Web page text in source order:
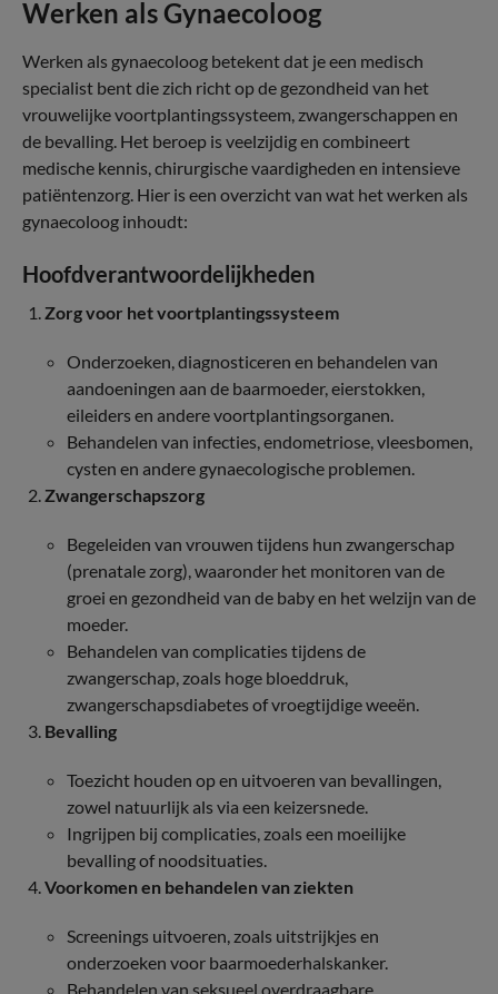
Werken als Gynaecoloog
Werken als gynaecoloog betekent dat je een medisch
specialist bent die zich richt op de gezondheid van het
vrouwelijke voortplantingssysteem, zwangerschappen en
de bevalling. Het beroep is veelzijdig en combineert
medische kennis, chirurgische vaardigheden en intensieve
patiëntenzorg. Hier is een overzicht van wat het werken als
gynaecoloog inhoudt:
Hoofdverantwoordelijkheden
Zorg voor het voortplantingssysteem
Onderzoeken, diagnosticeren en behandelen van
aandoeningen aan de baarmoeder, eierstokken,
eileiders en andere voortplantingsorganen.
Behandelen van infecties, endometriose, vleesbomen,
cysten en andere gynaecologische problemen.
Zwangerschapszorg
Begeleiden van vrouwen tijdens hun zwangerschap
(prenatale zorg), waaronder het monitoren van de
groei en gezondheid van de baby en het welzijn van de
moeder.
Behandelen van complicaties tijdens de
zwangerschap, zoals hoge bloeddruk,
zwangerschapsdiabetes of vroegtijdige weeën.
Bevalling
Toezicht houden op en uitvoeren van bevallingen,
zowel natuurlijk als via een keizersnede.
Ingrijpen bij complicaties, zoals een moeilijke
bevalling of noodsituaties.
Voorkomen en behandelen van ziekten
Screenings uitvoeren, zoals uitstrijkjes en
onderzoeken voor baarmoederhalskanker.
Behandelen van seksueel overdraagbare